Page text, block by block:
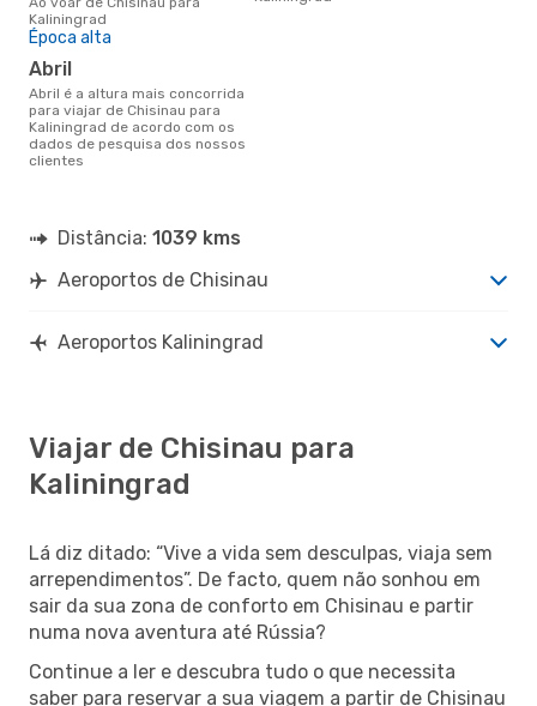
Kaliningrad
Época alta
abril
abril é a altura mais concorrida
para viajar de Chisinau para
Kaliningrad de acordo com os
dados de pesquisa dos nossos
clientes
Distância: 1039 kms
Aeroportos de Chisinau
Aeroportos Kaliningrad
Viajar de Chisinau para
Kaliningrad
Lá diz ditado: “Vive a vida sem desculpas, viaja sem
arrependimentos”. De facto, quem não sonhou em
sair da sua zona de conforto em Chisinau e partir
numa nova aventura até Rússia?
Continue a ler e descubra tudo o que necessita
saber para reservar a sua viagem a partir de Chisinau